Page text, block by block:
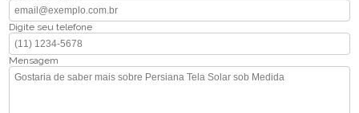
Digite seu telefone
Mensagem